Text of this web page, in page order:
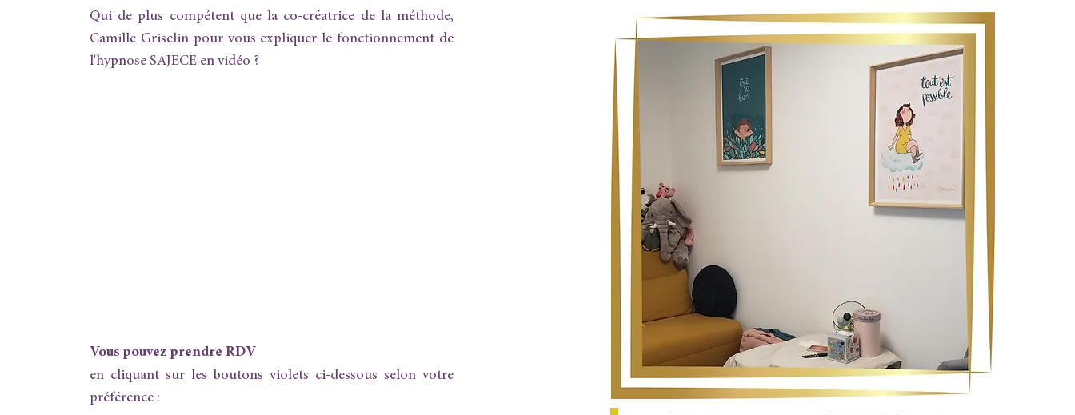
Qui de plus compétent que la co-créatrice de la méthode,
Camille Griselin pour vous expliquer le fonctionnement de
l'hypnose SAJECE en vidéo ?
Vous pouvez prendre RDV
en cliquant sur les boutons violets ci-dessous selon votre
préférence :